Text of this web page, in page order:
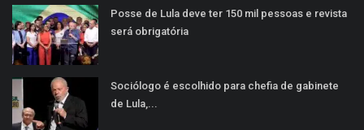
Posse de Lula deve ter 150 mil pessoas e revista
será obrigatória
Sociólogo é escolhido para chefia de gabinete
de Lula,...